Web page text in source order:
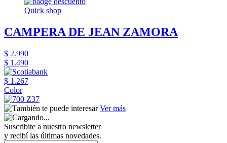
Quick shop
CAMPERA DE JEAN ZAMORA
$ 2.990
$ 1.490
$ 1.267
Color
Ver más
Suscribite a nuestro newsletter
y recibí las últimas novedades.